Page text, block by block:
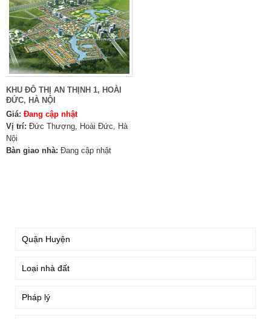
KHU ĐÔ THỊ AN THỊNH 1, HOÀI
ĐỨC, HÀ NỘI
Giá: Đang cập nhật
Vị trí: Đức Thượng, Hoài Đức, Hà
Nội
Bàn giao nhà: Đang cập nhật